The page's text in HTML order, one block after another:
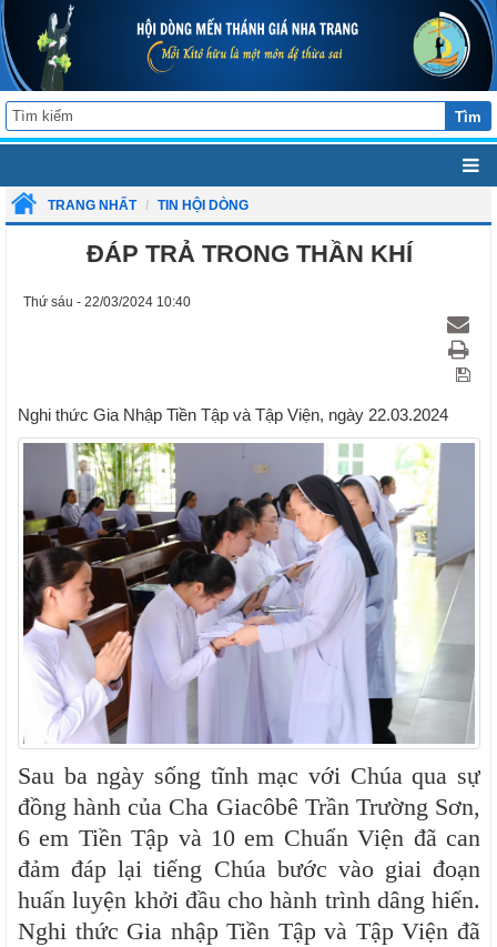
Tìm
TRANG NHẤT TIN HỘI DÒNG
ĐÁP TRẢ TRONG THẦN KHÍ
Thứ sáu - 22/03/2024 10:40
Nghi thức Gia Nhập Tiền Tập và Tập Viện, ngày 22.03.2024
Sau ba ngày sống tĩnh mạc với Chúa qua sự
đồng hành của Cha Giacôbê Trần Trường Sơn,
6 em Tiền Tập và 10 em Chuẩn Viện đã can
đảm đáp lại tiếng Chúa bước vào giai đoạn
huấn luyện khởi đầu cho hành trình dâng hiến.
Nghi thức Gia nhập Tiền Tập và Tập Viện đã